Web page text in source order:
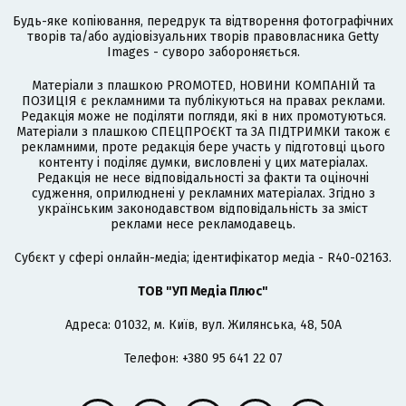
Будь-яке копіювання, передрук та відтворення фотографічних
творів та/або аудіовізуальних творів правовласника Getty
Images - суворо забороняється.
Матеріали з плашкою PROMOTED, НОВИНИ КОМПАНІЙ та
ПОЗИЦІЯ є рекламними та публікуються на правах реклами.
Редакція може не поділяти погляди, які в них промотуються.
Матеріали з плашкою СПЕЦПРОЄКТ та ЗА ПІДТРИМКИ також є
рекламними, проте редакція бере участь у підготовці цього
контенту і поділяє думки, висловлені у цих матеріалах.
Редакція не несе відповідальності за факти та оціночні
судження, оприлюднені у рекламних матеріалах. Згідно з
українським законодавством відповідальність за зміст
реклами несе рекламодавець.
Cубєкт у сфері онлайн-медіа; ідентифікатор медіа - R40-02163.
ТОВ "УП Медіа Плюс"
Адреса: 01032, м. Київ, вул. Жилянська, 48, 50А
Телефон: +380 95 641 22 07